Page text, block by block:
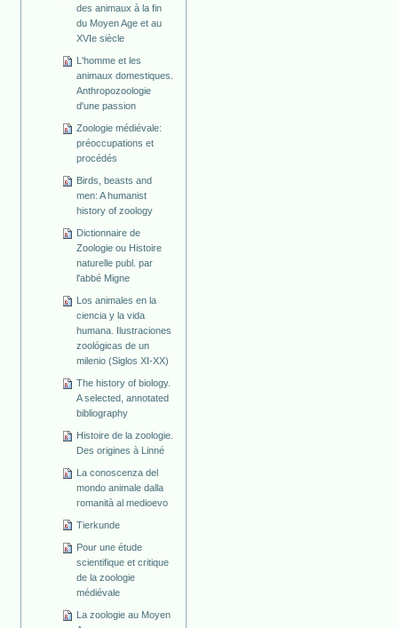
des animaux à la fin
du Moyen Age et au
XVIe siècle
L'homme et les
animaux domestiques.
Anthropozoologie
d'une passion
Zoologie médiévale:
préoccupations et
procédés
Birds, beasts and
men: A humanist
history of zoology
Dictionnaire de
Zoologie ou Histoire
naturelle publ. par
l'abbé Migne
Los animales en la
ciencia y la vida
humana. Ilustraciones
zoológicas de un
milenio (Siglos XI-XX)
The history of biology.
A selected, annotated
bibliography
Histoire de la zoologie.
Des origines à Linné
La conoscenza del
mondo animale dalla
romanità al medioevo
Tierkunde
Pour une étude
scientifique et critique
de la zoologie
médiévale
La zoologie au Moyen